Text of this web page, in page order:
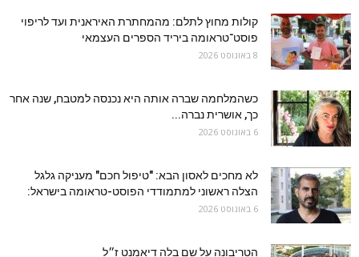
קולות מחוץ לתלם: מהמחתרת האיראנית ועד לריפוי
פוסט־טראומה ביריד הספרים העצמאי
8 באוגוסט 2026
כשהמלחמה שברה אותה היא נכנסה למטבח, שנה אחר
כך, אושרית נברה...
6 באוגוסט 2026
לא מחכים לאסון הבא: "טיפול חכם" מעניקה גלגל
הצלה ראשוני למתמודדי הפוסט-טראומה בישראל:
6 באוגוסט 2026
הטריבונה על שם בלה דיאמנט ז״ל